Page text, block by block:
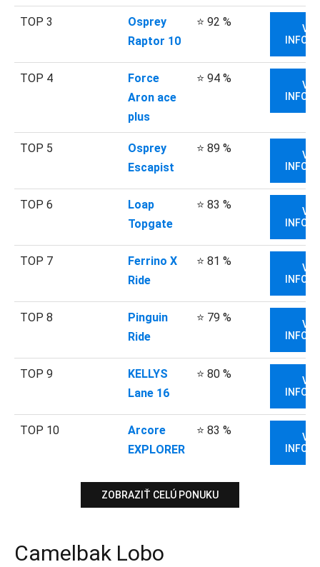
TOP 3
Osprey
Raptor 10
⭐ 92 %
TOP 4
Force
Aron ace
plus
⭐ 94 %
TOP 5
Osprey
Escapist
⭐ 89 %
TOP 6
Loap
Topgate
⭐ 83 %
TOP 7
Ferrino X
Ride
⭐ 81 %
TOP 8
Pinguin
Ride
⭐ 79 %
TOP 9
KELLYS
Lane 16
⭐ 80 %
TOP 10
Arcore
EXPLORER
⭐ 83 %
ZOBRAZIŤ CELÚ PONUKU
Camelbak Lobo